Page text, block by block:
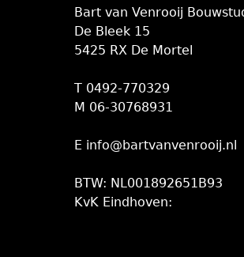
Bart van Venrooij
De Bleek 15
5425 RX De Mortel
T 0492-770329
M 06-30768931
E info@bartvanvenrooij.nl
BTW: NL001892651B93
KvK Eindhoven: